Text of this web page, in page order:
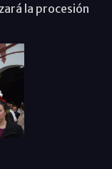
la procesión